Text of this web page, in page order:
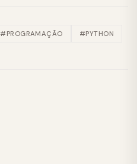
#PROGRAMAÇÃO #PYTHON